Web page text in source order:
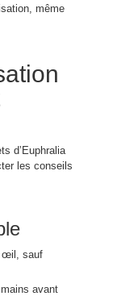
même
d’Euphralia
les conseils
œil, sauf
avant